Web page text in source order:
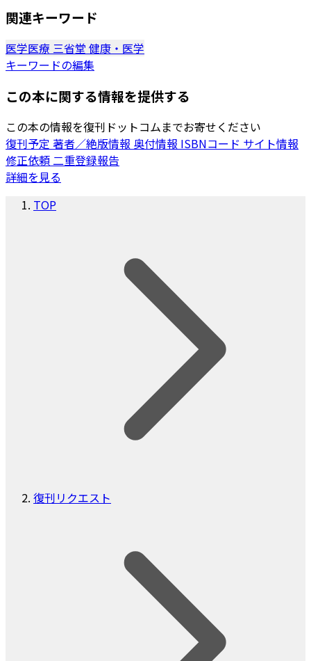
関連キーワード
医学医療 三省堂 健康・医学
キーワードの編集
この本に関する情報を提供する
この本の情報を復刊ドットコムまでお寄せください
復刊予定 著者／絶版情報 奥付情報 ISBNコード サイト情報
修正依頼 二重登録報告
詳細を見る
TOP
復刊リクエスト